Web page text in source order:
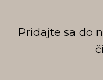
Pridajte sa do